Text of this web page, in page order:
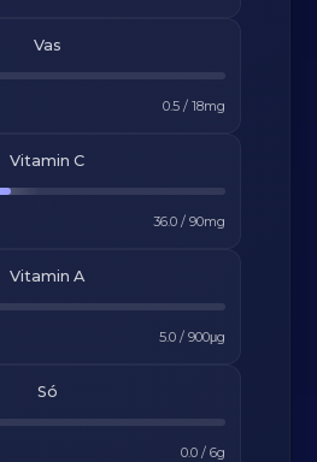
Vas
0.5/ 18mg
Vitamin C
36.0/ 90mg
Vitamin A
5.0/ 900μg
Só
0.0/ 6g